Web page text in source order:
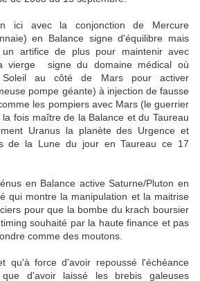
ici avec la conjonction de Mercure
en Balance signe d'équilibre mais
artifice de plus pour maintenir avec
vierge signe du domaine médical où
au côté de Mars pour activer
pompe géante) à injection de fausse
les pompiers avec Mars (le guerrier
fois maître de la Balance et du Taureau
Uranus la planète des Urgence et
de la Lune du jour en Taureau ce 17
en Balance active Saturne/Pluton en
qui montre la manipulation et la maitrise
pour que la bombe du krach boursier
souhaité par la haute finance et pas
comme des moutons.
qu'à force d'avoir repoussé l'échéance
que d'avoir laissé les brebis galeuses